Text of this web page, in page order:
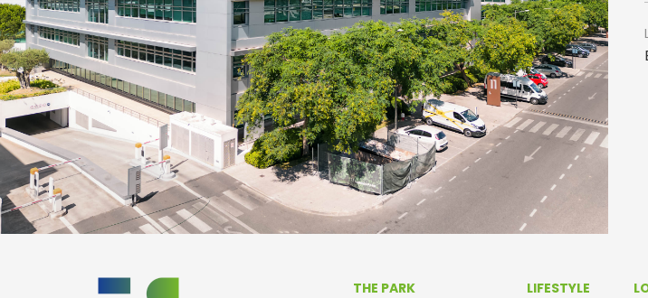
THE PARK LIFESTYLE